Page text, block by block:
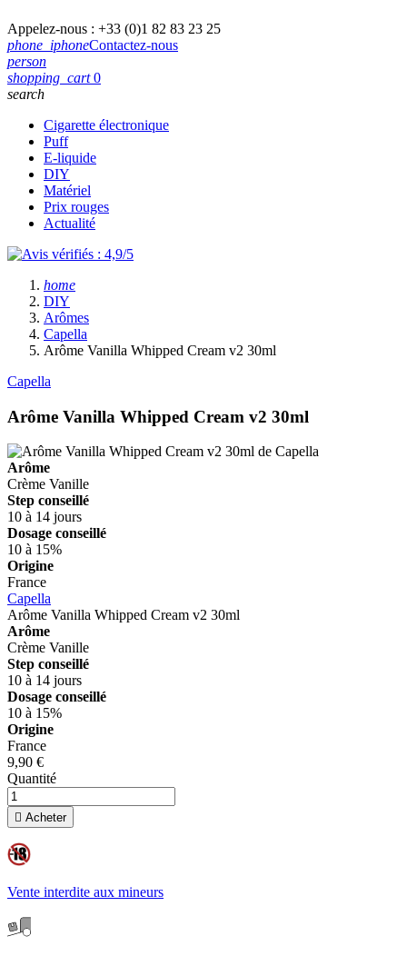
Appelez-nous : +33 (0)1 82 83 23 25
phone_iphoneContactez-nous
person
shopping_cart 0
search
Cigarette électronique
Puff
E-liquide
DIY
Matériel
Prix rouges
Actualité
home
DIY
Arômes
Capella
Arôme Vanilla Whipped Cream v2 30ml
Capella
Arôme Vanilla Whipped Cream v2 30ml
Arôme
Crème Vanille
Step conseillé
10 à 14 jours
Dosage conseillé
10 à 15%
Origine
France
Capella
Arôme Vanilla Whipped Cream v2 30ml
Arôme
Crème Vanille
Step conseillé
10 à 14 jours
Dosage conseillé
10 à 15%
Origine
France
9,90 €
Quantité
 Acheter
Vente interdite aux mineurs